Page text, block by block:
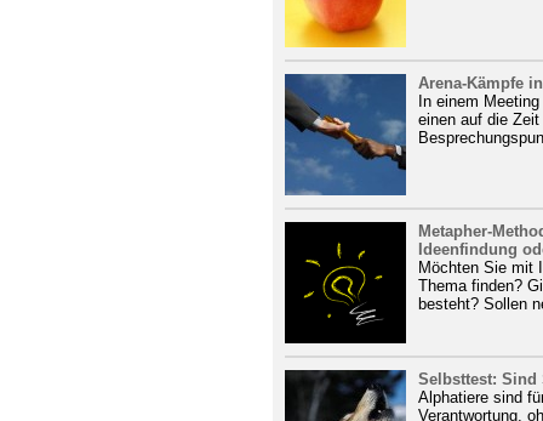
Arena-Kämpfe
In einem
einen auf die
Metapher-
Ideenfindung
Möchten Sie mit
Thema finden?
besteht? Sollen
Selbsttest: Sind
Alphatiere sind
Verantwortung,